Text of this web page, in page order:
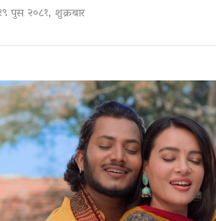
पुस २०८१, शुक्रबार